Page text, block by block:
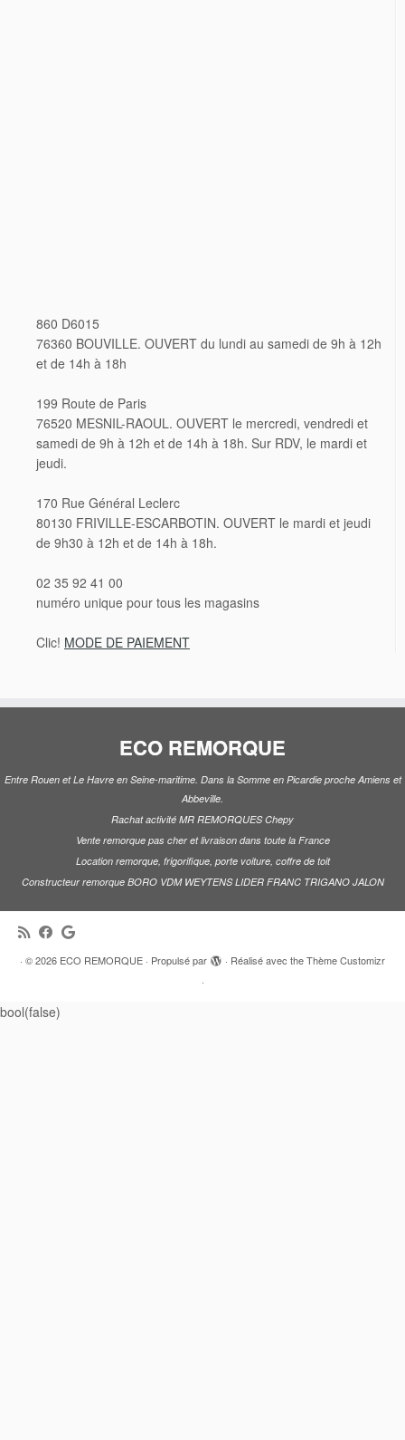
860 D6015
76360 BOUVILLE. OUVERT du lundi au samedi de 9h à 12h
et de 14h à 18h
199 Route de Paris
76520 MESNIL-RAOUL. OUVERT le mercredi, vendredi et
samedi de 9h à 12h et de 14h à 18h. Sur RDV, le mardi et
jeudi.
170 Rue Général Leclerc
80130 FRIVILLE-ESCARBOTIN. OUVERT le mardi et jeudi
de 9h30 à 12h et de 14h à 18h.
02 35 92 41 00
numéro unique pour tous les magasins
Clic! MODE DE PAIEMENT
ECO REMORQUE
Entre Rouen et Le Havre en Seine-maritime. Dans la Somme en Picardie proche Amiens et
Abbeville.
Rachat activité MR REMORQUES Chepy
Vente remorque pas cher et livraison dans toute la France
Location remorque, frigorifique, porte voiture, coffre de toit
Constructeur remorque BORO VDM WEYTENS LIDER FRANC TRIGANO JALON
· © 2026 ECO REMORQUE · Propulsé par · Réalisé avec theThème Customizr
·
bool(false)